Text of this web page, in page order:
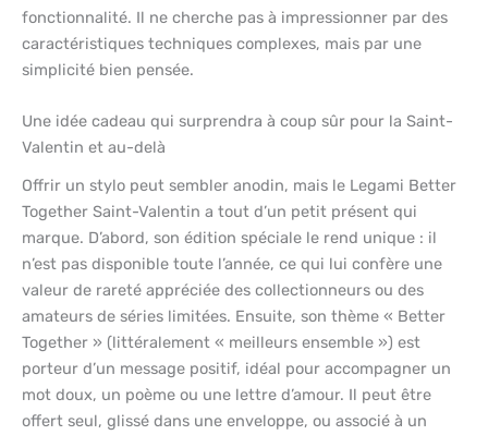
fonctionnalité. Il ne cherche pas à impressionner par des
caractéristiques techniques complexes, mais par une
simplicité bien pensée.
Une idée cadeau qui surprendra à coup sûr pour la Saint-
Valentin et au-delà
Offrir un stylo peut sembler anodin, mais le Legami Better
Together Saint-Valentin a tout d’un petit présent qui
marque. D’abord, son édition spéciale le rend unique : il
n’est pas disponible toute l’année, ce qui lui confère une
valeur de rareté appréciée des collectionneurs ou des
amateurs de séries limitées. Ensuite, son thème « Better
Together » (littéralement « meilleurs ensemble ») est
porteur d’un message positif, idéal pour accompagner un
mot doux, un poème ou une lettre d’amour. Il peut être
offert seul, glissé dans une enveloppe, ou associé à un